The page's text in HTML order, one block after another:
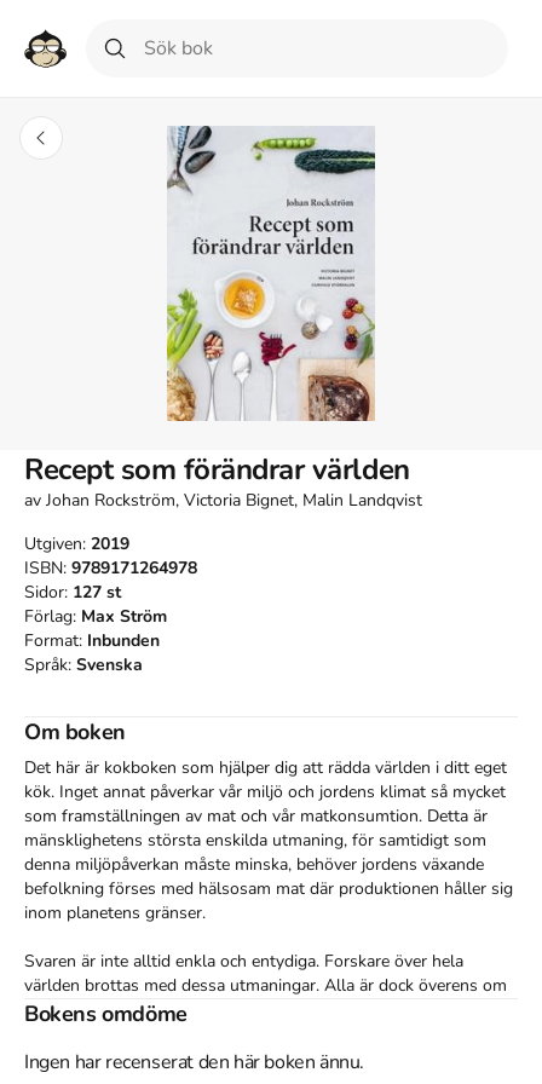
Recept som förändrar världen
av Johan Rockström, Victoria Bignet, Malin Landqvist
Utgiven: 2019
ISBN: 9789171264978
Sidor: 127 st
Förlag: Max Ström
Format: Inbunden
Språk: Svenska
Om boken
Det här är kokboken som hjälper dig att rädda världen i ditt eget
kök. Inget annat påverkar vår miljö och jordens klimat så mycket
som framställningen av mat och vår matkonsumtion. Detta är
mänsklighetens största enskilda utmaning, för samtidigt som
denna miljöpåverkan måste minska, behöver jordens växande
befolkning förses med hälsosam mat där produktionen håller sig
inom planetens gränser.
Svaren är inte alltid enkla och entydiga. Forskare över hela
världen brottas med dessa utmaningar. Alla är dock överens om
att det finns enormt mycket som går att göra hemma i köket –
Bokens omdöme
Ingen har recenserat den här boken ännu.